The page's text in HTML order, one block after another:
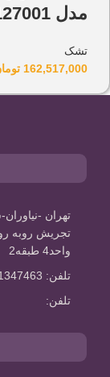
مدل 127001
تشک
162,517,000
تهران -
واحد4 طبقه2
تلفن: 09121347463
تلفن: